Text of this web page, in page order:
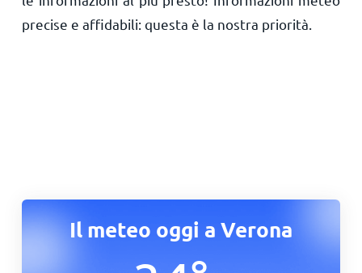
precise e affidabili: questa è la nostra priorità.
Il meteo oggi a Verona